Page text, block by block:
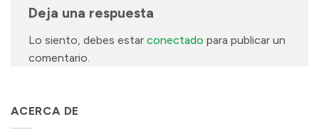
Deja una respuesta
Lo siento, debes estar conectado para publicar un
comentario.
ACERCA DE